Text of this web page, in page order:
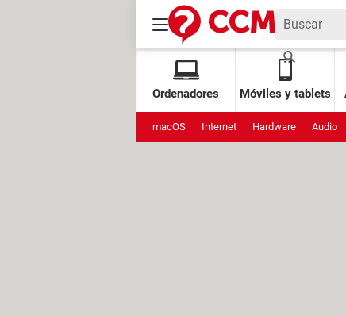
Ordenadores Móviles y tablets
macOS Internet Hardware Audio